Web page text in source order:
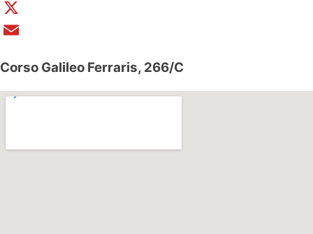
Pinterest
X
Corso Galileo Ferraris, 266/C